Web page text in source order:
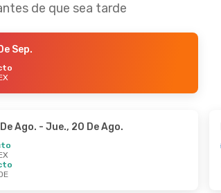
de que sea tarde
Sep.
Ago. - Jue., 20 De Ago.